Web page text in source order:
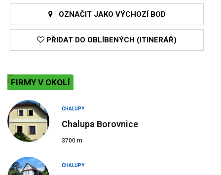
OZNAČIT JAKO VÝCHOZÍ BOD
PŘIDAT DO OBLÍBENÝCH (ITINERÁŘ)
FIRMY V OKOLÍ
CHALUPY
Chalupa Borovnice
3700 m
CHALUPY